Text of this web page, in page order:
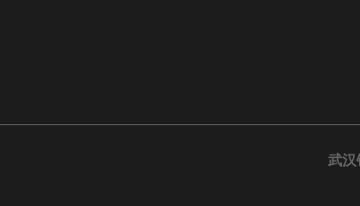
武汉